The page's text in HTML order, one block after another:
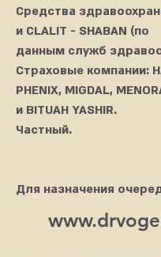
Средства
и CLALIT - SHABAN (по
данным служб
Страховые компании:
PHENIX, MIGDAL,
и BITUAH YASHIR.
Частный.
Для назначения